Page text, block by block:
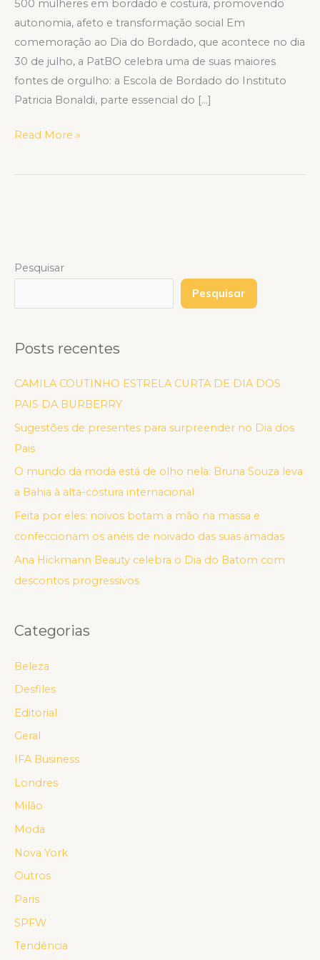
500 mulheres em bordado e costura, promovendo
autonomia, afeto e transformação social Em
comemoração ao Dia do Bordado, que acontece no dia
30 de julho, a PatBO celebra uma de suas maiores
fontes de orgulho: a Escola de Bordado do Instituto
Patricia Bonaldi, parte essencial do […]
Read More »
Pesquisar
Pesquisar
Posts recentes
CAMILA COUTINHO ESTRELA CURTA DE DIA DOS
PAIS DA BURBERRY
Sugestões de presentes para surpreender no Dia dos
Pais
O mundo da moda está de olho nela: Bruna Souza leva
a Bahia à alta-costura internacional
Feita por eles: noivos botam a mão na massa e
confeccionam os anéis de noivado das suas amadas
Ana Hickmann Beauty celebra o Dia do Batom com
descontos progressivos
Categorias
Beleza
Desfiles
Editorial
Geral
IFA Business
Londres
Milão
Moda
Nova York
Outros
Paris
SPFW
Tendência